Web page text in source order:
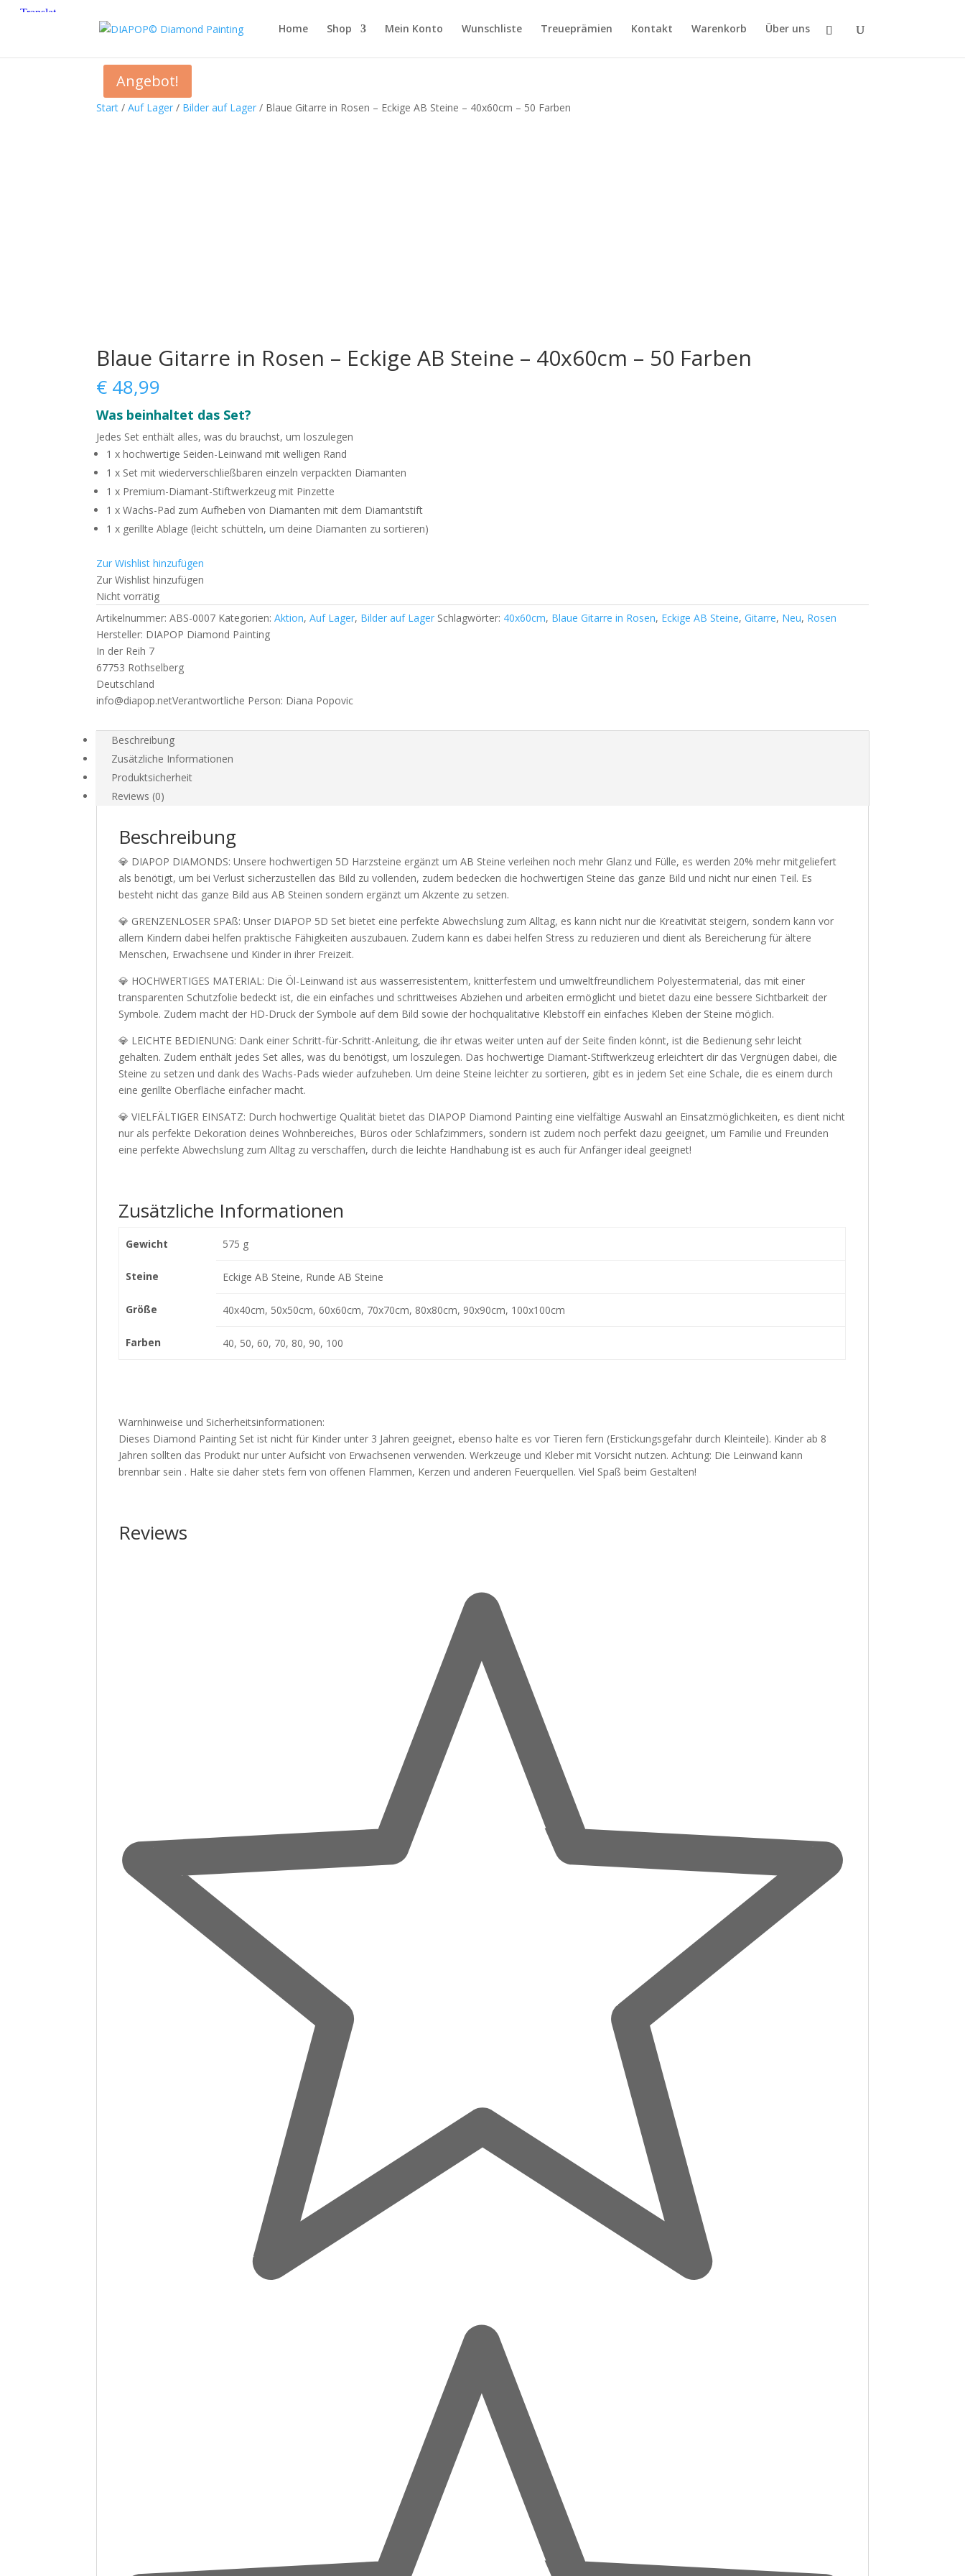
Home Shop Mein Konto Wunschliste Treueprämien Kontakt Warenkorb Über uns
Start /Auf Lager / Bilder auf Lager / Blaue Gitarre in Rosen – Eckige AB Steine – 40x60cm – 50 Farben
Blaue Gitarre in Rosen – Eckige AB Steine – 40x60cm – 50 Farben
€ 48,99
Was beinhaltet das Set?
Jedes Set enthält alles, was du brauchst, um loszulegen
1 x hochwertige Seiden-Leinwand mit welligen Rand
1 x Set mit wiederverschließbaren einzeln verpackten Diamanten
1 x Premium-Diamant-Stiftwerkzeug mit Pinzette
1 x Wachs-Pad zum Aufheben von Diamanten mit dem Diamantstift
1 x gerillte Ablage (leicht schütteln, um deine Diamanten zu sortieren)
Zur Wishlist hinzufügen
Zur Wishlist hinzufügen
Nicht vorrätig
Artikelnummer:ABS-0007 Kategorien:Aktion,Auf Lager, Bilder auf Lager Schlagwörter: 40x60cm, Blaue Gitarre in Rosen, Eckige AB Steine,Gitarre, Neu, Rosen
Hersteller: DIAPOP Diamond Painting
In der Reih 7
67753 Rothselberg
Deutschland
info@diapop.netVerantwortliche Person: Diana Popovic
Beschreibung
Zusätzliche Informationen
Produktsicherheit
Reviews (0)
Beschreibung
💎 DIAPOP DIAMONDS: Unsere hochwertigen 5D Harzsteine ergänzt um AB Steine verleihen noch mehr Glanz und Fülle, es werden 20% mehr mitgeliefert
als benötigt, um bei Verlust sicherzustellen das Bild zu vollenden, zudem bedecken die hochwertigen Steine das ganze Bild und nicht nur einen Teil. Es
besteht nicht das ganze Bild aus AB Steinen sondern ergänzt um Akzente zu setzen.
💎 GRENZENLOSER SPAß: Unser DIAPOP 5D Set bietet eine perfekte Abwechslung zum Alltag, es kann nicht nur die Kreativität steigern, sondern kann vor
allem Kindern dabei helfen praktische Fähigkeiten auszubauen. Zudem kann es dabei helfen Stress zu reduzieren und dient als Bereicherung für ältere
Menschen, Erwachsene und Kinder in ihrer Freizeit.
💎 HOCHWERTIGES MATERIAL: Die Öl-Leinwand ist aus wasserresistentem, knitterfestem und umweltfreundlichem Polyestermaterial, das mit einer
transparenten Schutzfolie bedeckt ist, die ein einfaches und schrittweises Abziehen und arbeiten ermöglicht und bietet dazu eine bessere Sichtbarkeit der
Symbole. Zudem macht der HD-Druck der Symbole auf dem Bild sowie der hochqualitative Klebstoff ein einfaches Kleben der Steine möglich.
💎 LEICHTE BEDIENUNG: Dank einer Schritt-für-Schritt-Anleitung, die ihr etwas weiter unten auf der Seite finden könnt, ist die Bedienung sehr leicht
gehalten. Zudem enthält jedes Set alles, was du benötigst, um loszulegen. Das hochwertige Diamant-Stiftwerkzeug erleichtert dir das Vergnügen dabei, die
Steine zu setzen und dank des Wachs-Pads wieder aufzuheben. Um deine Steine leichter zu sortieren, gibt es in jedem Set eine Schale, die es einem durch
eine gerillte Oberfläche einfacher macht.
💎 VIELFÄLTIGER EINSATZ: Durch hochwertige Qualität bietet das DIAPOP Diamond Painting eine vielfältige Auswahl an Einsatzmöglichkeiten, es dient nicht
nur als perfekte Dekoration deines Wohnbereiches, Büros oder Schlafzimmers, sondern ist zudem noch perfekt dazu geeignet, um Familie und Freunden
eine perfekte Abwechslung zum Alltag zu verschaffen, durch die leichte Handhabung ist es auch für Anfänger ideal geeignet!
Zusätzliche Informationen
Gewicht 575 g
Steine Eckige AB Steine, Runde AB Steine
Größe 40x40cm, 50x50cm, 60x60cm, 70x70cm, 80x80cm, 90x90cm, 100x100cm
Farben 40, 50, 60, 70, 80, 90, 100
Warnhinweise und Sicherheitsinformationen:
Dieses Diamond Painting Set ist nicht für Kinder unter 3 Jahren geeignet, ebenso halte es vor Tieren fern (Erstickungsgefahr durch Kleinteile). Kinder ab 8
Jahren sollten das Produkt nur unter Aufsicht von Erwachsenen verwenden. Werkzeuge und Kleber mit Vorsicht nutzen. Achtung: Die Leinwand kann
brennbar sein . Halte sie daher stets fern von offenen Flammen, Kerzen und anderen Feuerquellen. Viel Spaß beim Gestalten!
Reviews
Angebot!